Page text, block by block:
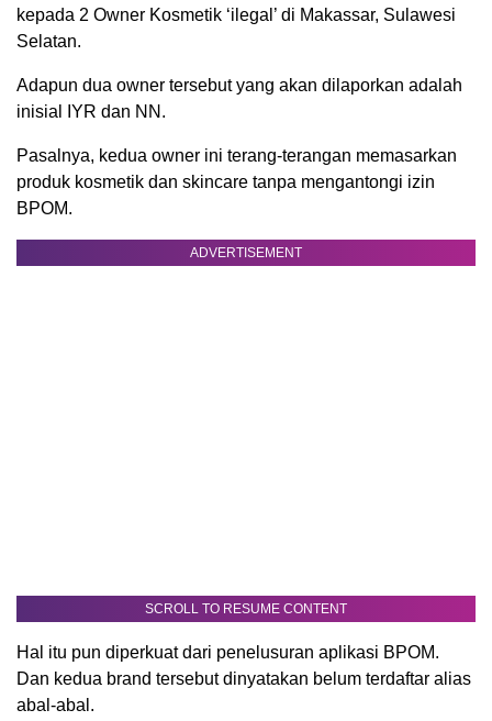
kepada 2 Owner Kosmetik ‘ilegal’ di Makassar, Sulawesi
Selatan.
Adapun dua owner tersebut yang akan dilaporkan adalah
inisial IYR dan NN.
Pasalnya, kedua owner ini terang-terangan memasarkan
produk kosmetik dan skincare tanpa mengantongi izin
BPOM.
ADVERTISEMENT
SCROLL TO RESUME CONTENT
Hal itu pun diperkuat dari penelusuran aplikasi BPOM.
Dan kedua brand tersebut dinyatakan belum terdaftar alias
abal-abal.